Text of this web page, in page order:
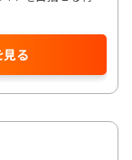
見る
！幅広く学べる
代表とも距離が近